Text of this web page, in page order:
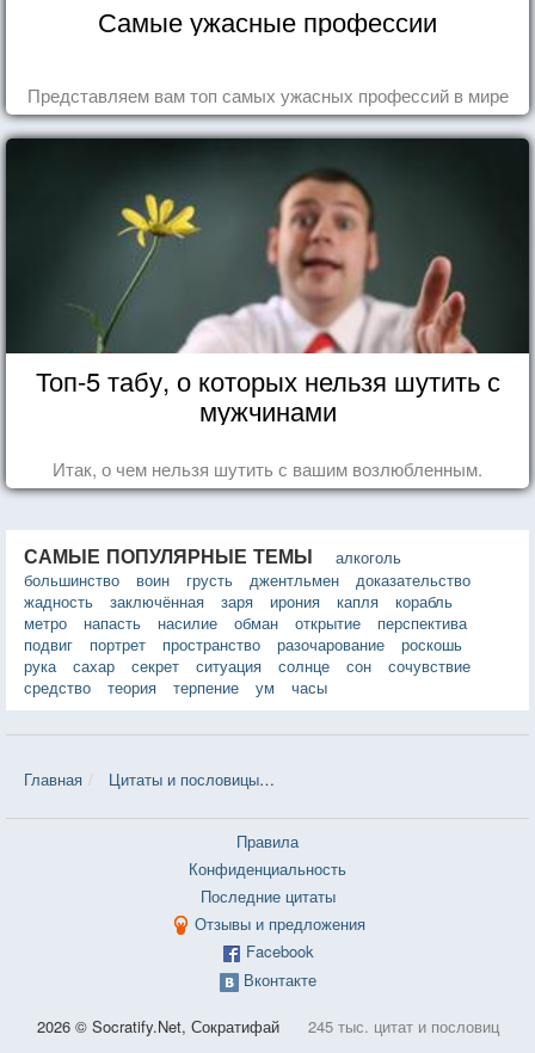
Самые ужасные профессии
Представляем вам топ самых ужасных профессий в мире
Топ-5 табу, о которых нельзя шутить с
мужчинами
Итак, о чем нельзя шутить с вашим возлюбленным.
САМЫЕ ПОПУЛЯРНЫЕ ТЕМЫ
алкоголь
большинство
воин грусть джентльмен
доказательство
жадность
заключённая заря ирония капля
корабль
метро
напасть насилие обман открытие
перспектива
подвиг
портрет пространство разочарование
роскошь
рука
сахар секрет ситуация солнце сон
сочувствие
средство
теория терпение ум часы
Главная Цитаты и пословицы
Правила
Конфиденциальность
Последние цитаты
Отзывы и предложения
Facebook
Вконтакте
2026 © Socratify.Net, Сократифай 245 тыс. цитат и пословиц